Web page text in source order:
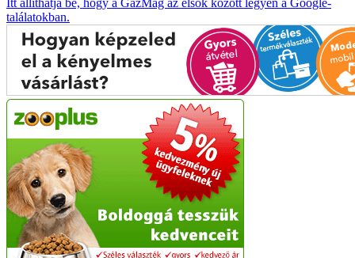
Itt állíthatja be, hogy a GazMag az elsők között legyen a Google-
találatokban.